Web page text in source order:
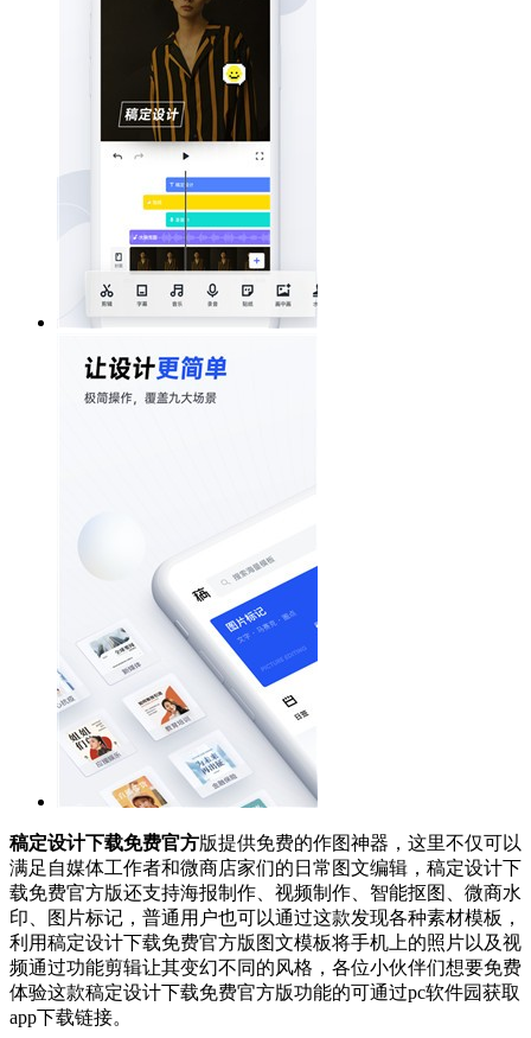
稿定设计下载免费官方版提供免费的作图神器，这里不仅可以
满足自媒体工作者和微商店家们的日常图文编辑，稿定设计下
载免费官方版还支持海报制作、视频制作、智能抠图、微商水
印、图片标记，普通用户也可以通过这款发现各种素材模板，
利用稿定设计下载免费官方版图文模板将手机上的照片以及视
频通过功能剪辑让其变幻不同的风格，各位小伙伴们想要免费
体验这款稿定设计下载免费官方版功能的可通过pc软件园获取
app下载链接。